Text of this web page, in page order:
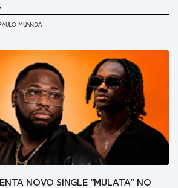
MUANDA
NOVO SINGLE “MULATA” NO